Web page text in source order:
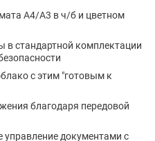
А4/А3 в ч/б и цветном
стандартной комплектации
с этим "готовым к
благодаря передовой
управление документами с